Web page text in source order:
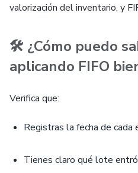
valorización del inventario, y
🛠️ ¿Cómo puedo
aplicando FIFO
Verifica que:
Registras la fecha de cada
Tienes claro qué lote